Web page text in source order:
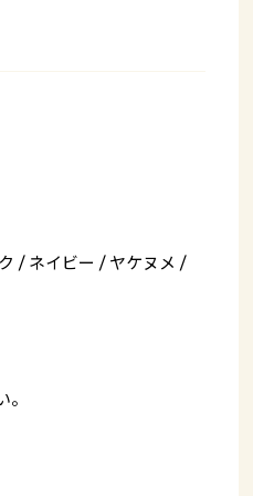
/ ネイビー / ヤケヌメ /